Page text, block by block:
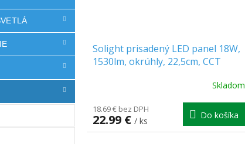
Solight prisadený LED panel 18W,
1530lm, okrúhly, 22,5cm, CCT
Skladom
18.69 € bez DPH
22.99 € / ks
Do košíka